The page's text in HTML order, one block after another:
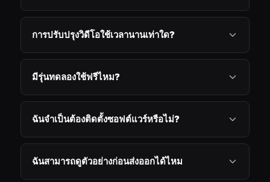
การปรับปรุงวิดีโอใช้เวลานานเท่าใด?
มีรุ่นทดลองใช้ฟรีไหม?
ฉันจำเป็นต้องติดตั้งซอฟต์แวร์หรือไม่?
ฉันสามารถดูตัวอย่างก่อนส่งออกได้ไหม